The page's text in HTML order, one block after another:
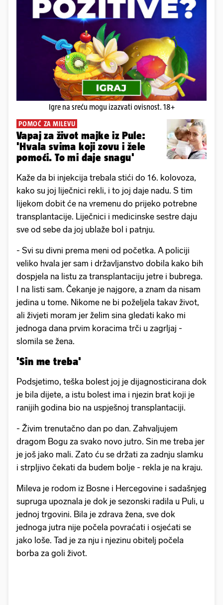
Igre na sreću mogu izazvati ovisnost. 18+
POMOĆ ZA MILEVU
Vapaj za život majke iz Pule:
'Hvala svima koji zovu i žele
pomoći. To mi daje snagu'
Kaže da bi injekcija trebala stići do 16. kolovoza,
kako su joj liječnici rekli, i to joj daje nadu. S tim
lijekom dobit će na vremenu do prijeko potrebne
transplantacije. Liječnici i medicinske sestre daju
sve od sebe da joj ublaže bol i patnju.
- Svi su divni prema meni od početka. A policiji
veliko hvala jer sam i državljanstvo dobila kako bih
dospjela na listu za transplantaciju jetre i bubrega.
I na listi sam. Čekanje je najgore, a znam da nisam
jedina u tome. Nikome ne bi poželjela takav život,
ali živjeti moram jer želim sina gledati kako mi
jednoga dana prvim koracima trči u zagrljaj -
slomila se žena.
'Sin me treba'
Podsjetimo, teška bolest joj je dijagnosticirana dok
je bila dijete, a istu bolest ima i njezin brat koji je
ranijih godina bio na uspješnoj transplantaciji.
- Živim trenutačno dan po dan. Zahvaljujem
dragom Bogu za svako novo jutro. Sin me treba jer
je još jako mali. Zato ću se držati za zadnju slamku
i strpljivo čekati da budem bolje - rekla je na kraju.
Mileva je rodom iz Bosne i Hercegovine i sadašnjeg
supruga upoznala je dok je sezonski radila u Puli, u
jednoj trgovini. Bila je zdrava žena, sve dok
jednoga jutra nije počela povraćati i osjećati se
jako loše. Tad je za nju i njezinu obitelj počela
borba za goli život.